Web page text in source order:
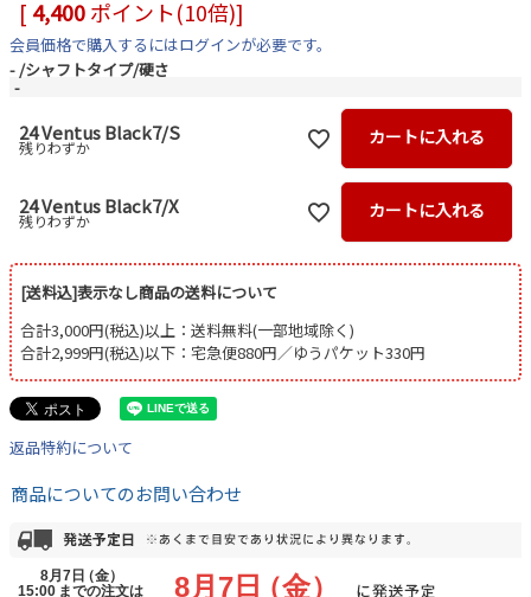
[ 4,400ポイント(10倍)]
会員価格で購入するにはログインが必要です。
- シャフトタイプ/硬さ
-
24 Ventus Black7/S
残りわずか カートに入れる
24 Ventus Black7/X
残りわずか カートに入れる
[送料込]表示なし商品の送料について
合計3,000円(税込)以上：送料無料(一部地域除く)
合計2,999円(税込)以下：宅急便880円／ゆうパケット330円
返品特約について
商品についてのお問い合わせ